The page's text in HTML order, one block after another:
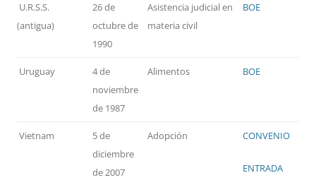
U.R.S.S.
(antigua)
26 de
octubre de
1990
Asistencia judicial en
materia civil
BOE
Uruguay
4 de
noviembre
de 1987
Alimentos BOE
Vietnam
5 de
diciembre
de 2007
Adopción CONVENIO
ENTRADA